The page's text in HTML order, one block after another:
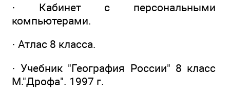
· Кабинет с персональными
компьютерами.
· Атлас 8 класса.
· Учебник "География России" 8 класс
М."Дрофа". 1997 г.